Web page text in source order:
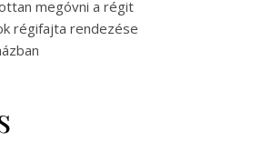
megóvni a régit
régifajta rendezése